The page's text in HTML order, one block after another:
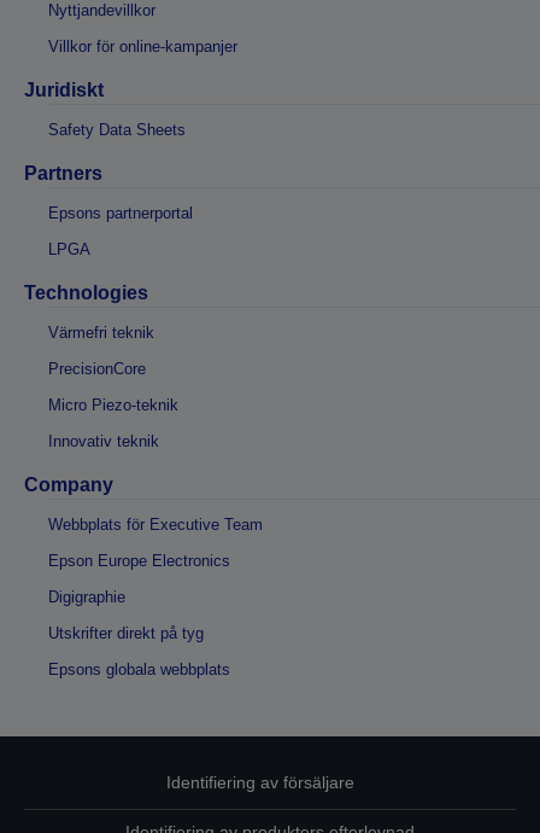
Nyttjandevillkor
Villkor för online-kampanjer
Juridiskt
Safety Data Sheets
Partners
Epsons partnerportal
LPGA
Technologies
Värmefri teknik
PrecisionCore
Micro Piezo-teknik
Innovativ teknik
Company
Webbplats för Executive Team
Epson Europe Electronics
Digigraphie
Utskrifter direkt på tyg
Epsons globala webbplats
Identifiering av försäljare